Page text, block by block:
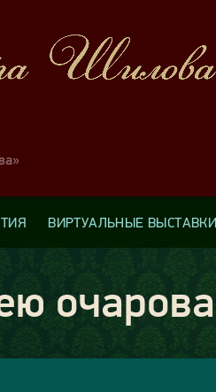
ВИРТУАЛЬНЫЕ ВЫСТАВКИ